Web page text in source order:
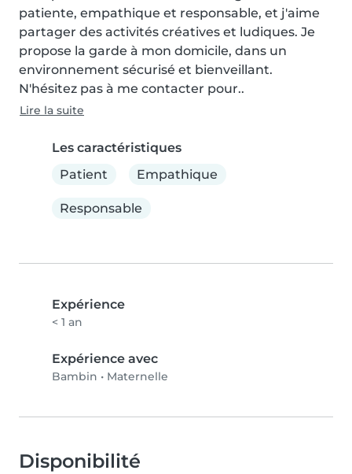
patiente, empathique et responsable, et j'aime
partager des activités créatives et ludiques. Je
propose la garde à mon domicile, dans un
environnement sécurisé et bienveillant.
N'hésitez pas à me contacter pour..
Lire la suite
Les caractéristiques
Patient
Empathique
Responsable
Expérience
< 1 an
Expérience avec
Bambin • Maternelle
Disponibilité